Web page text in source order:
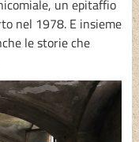
un epitaffio
nel 1978. E insieme
le storie che